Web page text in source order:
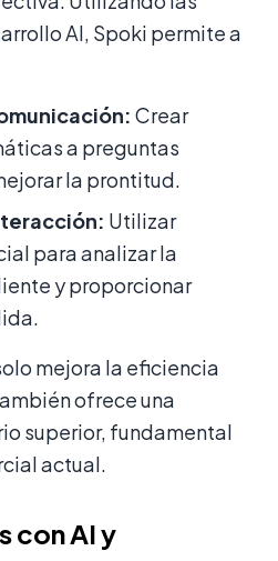
AI, Spoki permite a
Crear
a preguntas
la prontitud.
Utilizar
para analizar la
y proporcionar
mejora la eficiencia
ofrece una
superior, fundamental
actual.
con AI y